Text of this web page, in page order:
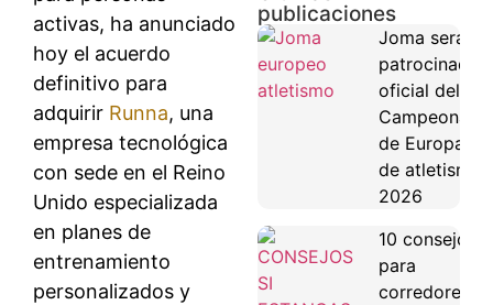
activas, ha anunciado
hoy el acuerdo
definitivo para
adquirir Runna, una
empresa tecnológica
con sede en el Reino
Unido especializada
en planes de
entrenamiento
personalizados y
publicaciones
Joma será
patrocinador
oficial del
Campeonato
de Europa
de atletismo
2026
10 consejos
para
corredores